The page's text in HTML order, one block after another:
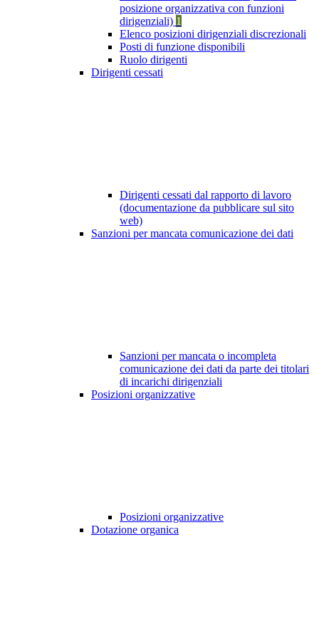
posizione organizzativa con funzioni
dirigenziali) 1
Elenco posizioni dirigenziali discrezionali
Posti di funzione disponibili
Ruolo dirigenti
Dirigenti cessati
Dirigenti cessati dal rapporto di lavoro
(documentazione da pubblicare sul sito
web)
Sanzioni per mancata comunicazione dei dati
Sanzioni per mancata o incompleta
comunicazione dei dati da parte dei titolari
di incarichi dirigenziali
Posizioni organizzative
Posizioni organizzative
Dotazione organica